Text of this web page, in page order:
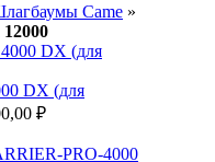
Came »
DX (для
₽